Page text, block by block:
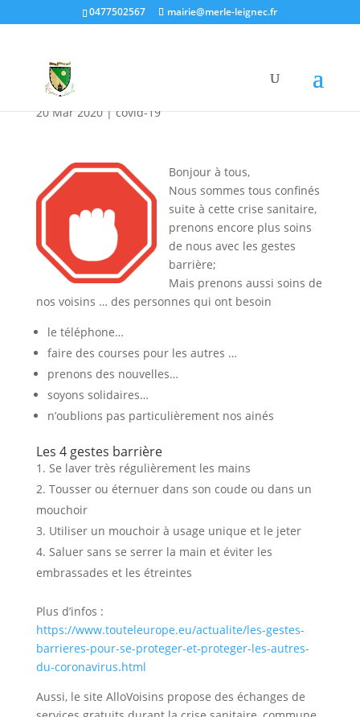
0477502567 mairie@merle-leignec.fr
RAPPEL des gestes
barrière – COVID-19
20 Mar 2020|covid-19
Bonjour à tous,
Nous sommes tous confinés
suite à cette crise sanitaire,
prenons encore plus soins
de nous avec les gestes
barrière;
Mais prenons aussi soins de
nos voisins … des personnes qui ont besoin
le téléphone…
faire des courses pour les autres …
prenons des nouvelles…
soyons solidaires…
n’oublions pas particulièrement nos ainés
Les 4 gestes barrière
Se laver très régulièrement les mains
Tousser ou éternuer dans son coude ou dans un
mouchoir
Utiliser un mouchoir à usage unique et le jeter
Saluer sans se serrer la main et éviter les
embrassades et les étreintes
Plus d’infos :
https://www.touteleurope.eu/actualite/les-gestes-
barrieres-pour-se-proteger-et-proteger-les-autres-
du-coronavirus.html
Aussi, le site AlloVoisins propose des échanges de